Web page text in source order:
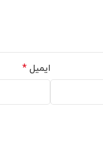
ایمیل *